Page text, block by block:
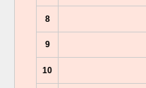
8
9
10